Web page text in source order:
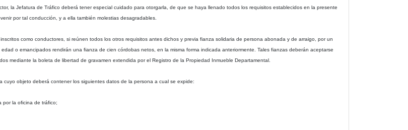
la Jefatura de Tráfico deberá tener especial cuidado para otorgarla, de que se haya llenado todos los requisitos establecidos en la presente
por tal conducción, y a ella también molestias desagradables.
como conductores, si reúnen todos los otros requisitos antes dichos y previa fianza solidaria de persona abonada y de arraigo, por un
o emancipados rendirán una fianza de cien córdobas netos, en la misma forma indicada anteriormente. Tales fianzas deberán aceptarse
mediante la boleta de libertad de gravamen extendida por el Registro de la Propiedad Inmueble Departamental.
objeto deberá contener los siguientes datos de la persona a cual se expide:
por la oficina de tráfico;